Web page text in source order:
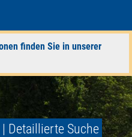
finden Sie in unserer
| Detaillierte Suche